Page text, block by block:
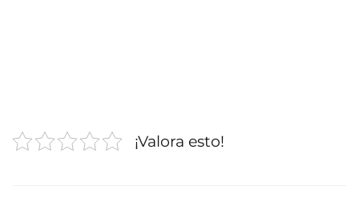
¡Valora esto!